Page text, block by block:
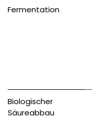
Fermentation
Biologischer
Säureabbau